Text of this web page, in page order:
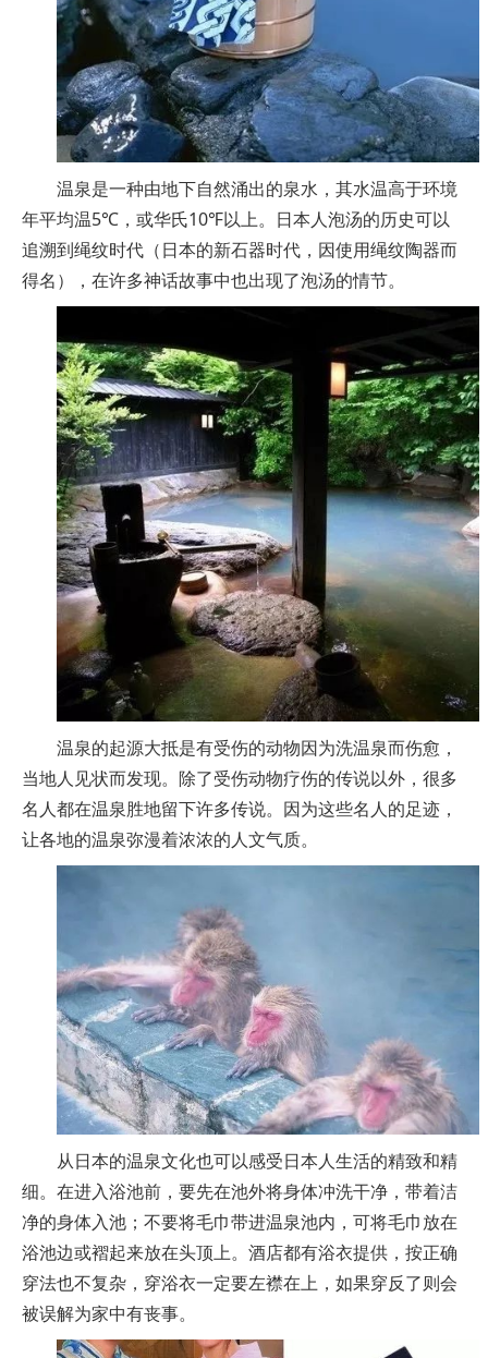
温泉是一种由地下自然涌出的泉水，其水温高于环境
年平均温5℃，或华氏10℉以上。日本人泡汤的历史可以
追溯到绳纹时代（日本的新石器时代，因使用绳纹陶器而
得名），在许多神话故事中也出现了泡汤的情节。
温泉的起源大抵是有受伤的动物因为洗温泉而伤愈，
当地人见状而发现。除了受伤动物疗伤的传说以外，很多
名人都在温泉胜地留下许多传说。因为这些名人的足迹，
让各地的温泉弥漫着浓浓的人文气质。
从日本的温泉文化也可以感受日本人生活的精致和精
细。在进入浴池前，要先在池外将身体冲洗干净，带着洁
净的身体入池；不要将毛巾带进温泉池内，可将毛巾放在
浴池边或褶起来放在头顶上。酒店都有浴衣提供，按正确
穿法也不复杂，穿浴衣一定要左襟在上，如果穿反了则会
被误解为家中有丧事。